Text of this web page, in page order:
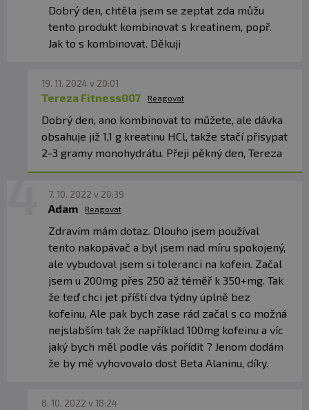
Dobrý den, chtěla jsem se zeptat zda můžu
tento produkt kombinovat s kreatinem, popř.
Jak to s kombinovat. Děkuji
19. 11. 2024 v 20:01
Tereza Fitness007 Reagovat
Dobrý den, ano kombinovat to můžete, ale dávka
obsahuje již 1,1 g kreatinu HCl, takže stačí přisypat
2-3 gramy monohydrátu. Přeji pěkný den, Tereza
7. 10. 2022 v 20:39
Adam Reagovat
Zdravím mám dotaz. Dlouho jsem používal
tento nakopávač a byl jsem nad míru spokojený,
ale vybudoval jsem si toleranci na kofein. Začal
jsem u 200mg přes 250 až téměř k 350+mg. Tak
že teď chci jet příští dva týdny úplně bez
kofeinu, Ale pak bych zase rád začal s co možná
nejslabším tak že například 100mg kofeinu a víc
jaký bych měl podle vás pořídit ? Jenom dodám
že by mě vyhovovalo dost Beta Alaninu, díky.
8. 10. 2022 v 18:24